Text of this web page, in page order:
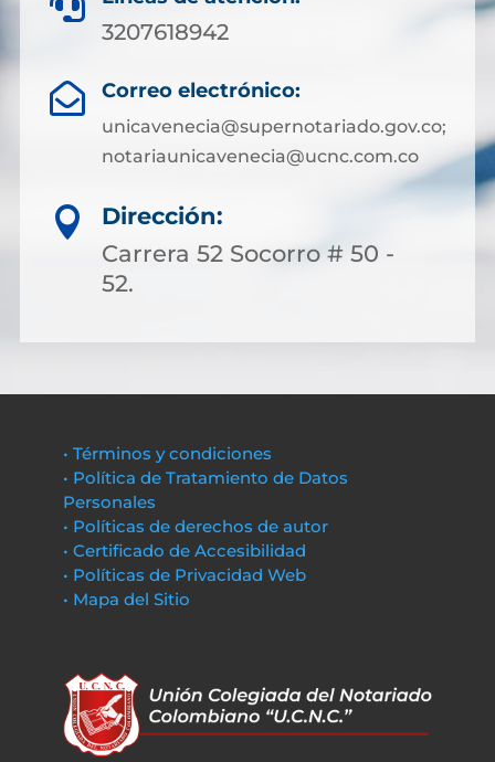
3207618942
 Correo electrónico:
unicavenecia@supernotariado.gov.co;
notariaunicavenecia@ucnc.com.co

Dirección:
Carrera 52 Socorro # 50 -
52.
• Términos y condiciones
• Política de Tratamiento de Datos
Personales
• Políticas de derechos de autor
• Certificado de Accesibilidad
• Políticas de Privacidad Web
• Mapa del Sitio